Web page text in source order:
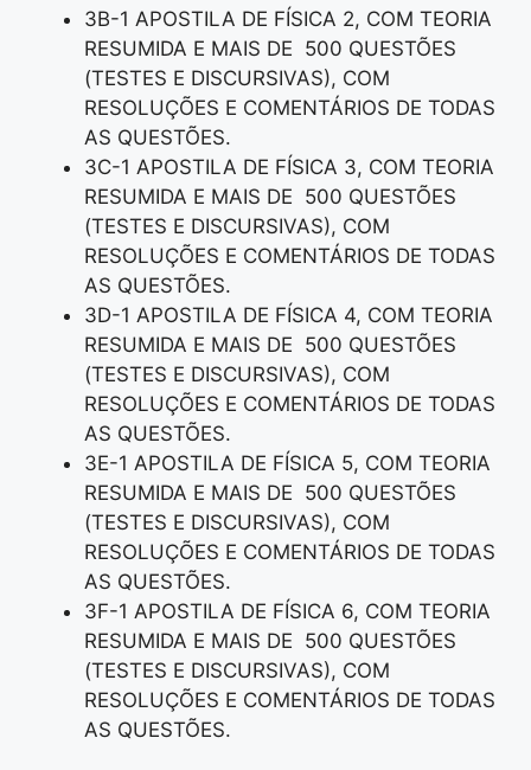
3B-1 APOSTILA DE FÍSICA 2, COM TEORIA
RESUMIDA E MAIS DE 500 QUESTÕES
(TESTES E DISCURSIVAS), COM
RESOLUÇÕES E COMENTÁRIOS DE TODAS
AS QUESTÕES.
3C-1 APOSTILA DE FÍSICA 3, COM TEORIA
RESUMIDA E MAIS DE 500 QUESTÕES
(TESTES E DISCURSIVAS), COM
RESOLUÇÕES E COMENTÁRIOS DE TODAS
AS QUESTÕES.
3D-1 APOSTILA DE FÍSICA 4, COM TEORIA
RESUMIDA E MAIS DE 500 QUESTÕES
(TESTES E DISCURSIVAS), COM
RESOLUÇÕES E COMENTÁRIOS DE TODAS
AS QUESTÕES.
3E-1 APOSTILA DE FÍSICA 5, COM TEORIA
RESUMIDA E MAIS DE 500 QUESTÕES
(TESTES E DISCURSIVAS), COM
RESOLUÇÕES E COMENTÁRIOS DE TODAS
AS QUESTÕES.
3F-1 APOSTILA DE FÍSICA 6, COM TEORIA
RESUMIDA E MAIS DE 500 QUESTÕES
(TESTES E DISCURSIVAS), COM
RESOLUÇÕES E COMENTÁRIOS DE TODAS
AS QUESTÕES.